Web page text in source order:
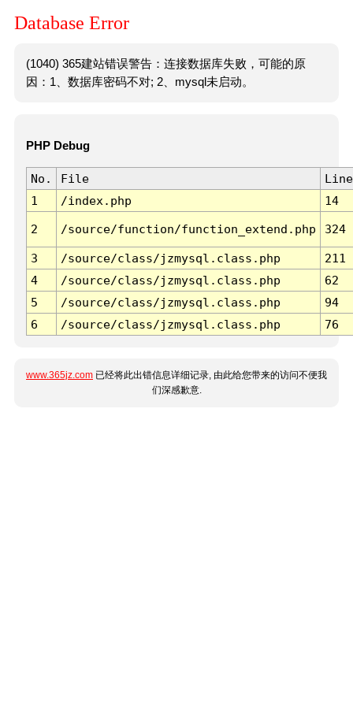
Database Error
(1040) 365建站错误警告：连接数据库失败，可能的原
因：1、数据库密码不对; 2、mysql未启动。
PHP Debug
No. File
Line
1
/index.php 14
2 /source/function/function_extend.php 324
3 /source/class/jzmysql.class.php
211
4
/source/class/jzmysql.class.php
62
5
/source/class/jzmysql.class.php
94
6
/source/class/jzmysql.class.php 76
www.365jz.com 已经将此出错信息详细记录, 由此给您带来的访问不便我
们深感歉意.